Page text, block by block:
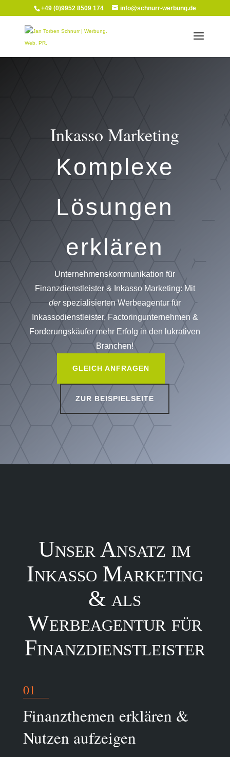
+49 (0)9952 8509 174 info@schnurr-werbung.de
Inkasso Marketing
Komplexe
Lösungen
erklären
Unternehmenskommunikation für
Finanzdienstleister & Inkasso Marketing: Mit
derspezialisierten Werbeagentur für
Inkassodienstleister, Factoringunternehmen &
Forderungskäufer mehr Erfolg in den lukrativen
Branchen!
GLEICH ANFRAGEN
ZUR BEISPIELSEITE
Unser Ansatz im
Inkasso Marketing
& als
Werbeagentur für
Finanzdienstleister
01
Finanzthemen erklären &
Nutzen aufzeigen